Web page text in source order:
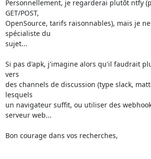
Personnellement, je regarderai plutôt ntfy
GET/POST,
OpenSource, tarifs raisonnables), mais je
spécialiste du
sujet...
Si pas d'apk, j'imagine alors qu'il faudrait
vers
des channels de discussion (type slack,
lesquels
un navigateur suffit, ou utiliser des
serveur web...
Bon courage dans vos recherches,